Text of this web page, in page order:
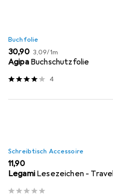
Buchfolie
EUR
30,90 EUR
3,09/1m
Agipa Buchschutzfolie
4
Schreibtisch Accessoire
EUR
11,90
Legami Lesezeichen -